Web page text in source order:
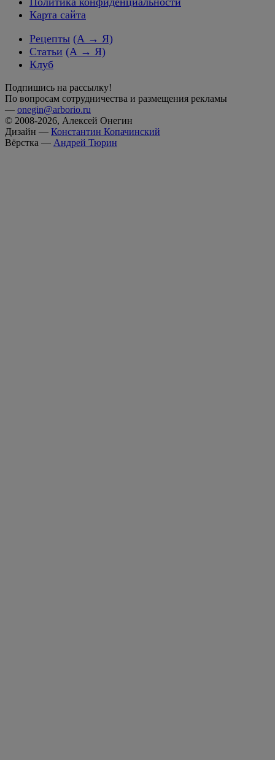
Карта сайта
Рецепты (А → Я)
Статьи (А → Я)
Клуб
Подпишись на рассылку!
По вопросам сотрудничества и размещения рекламы
— onegin@arborio.ru
© 2008-2026, Алексей Онегин
Дизайн — Константин Копачинский
Вёрстка — Андрей Тюрин